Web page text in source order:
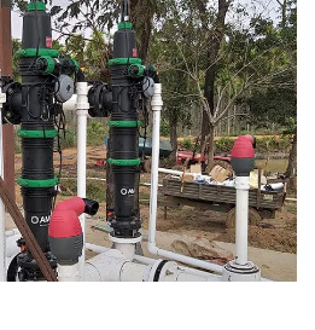
English
LATAM
Spanish
Russian